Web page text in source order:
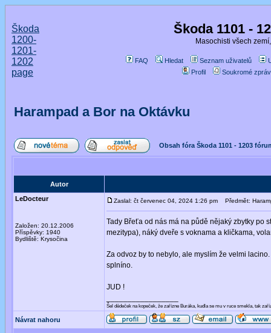
Škoda
1200-
1201-
1202
page
Škoda 1101 -
Masochisti všech
FAQ Hledat Seznam uživatelů
Profil
Soukromé
Harampad a Bor na Oktávku
Obsah fóra Škoda 1101 - 1203
Autor
LeDocteur
Založen: 20.12.2006
Příspěvky: 1940
Bydliště: Krysočina
Zaslal: čt červenec 04, 2024 1:26 pm Předmět:
Tady Břeťa od nás má na půdě nějaký zbytky po
mezitypa), náký dveře s voknama a kličkama,
Za odvoz by to nebylo, ale myslím že velmi
splníno.
JUD !
Šel dědeček na kopeček, že zařízne Buráka, kudla se mu v ruce smekla, tak
Návrat nahoru